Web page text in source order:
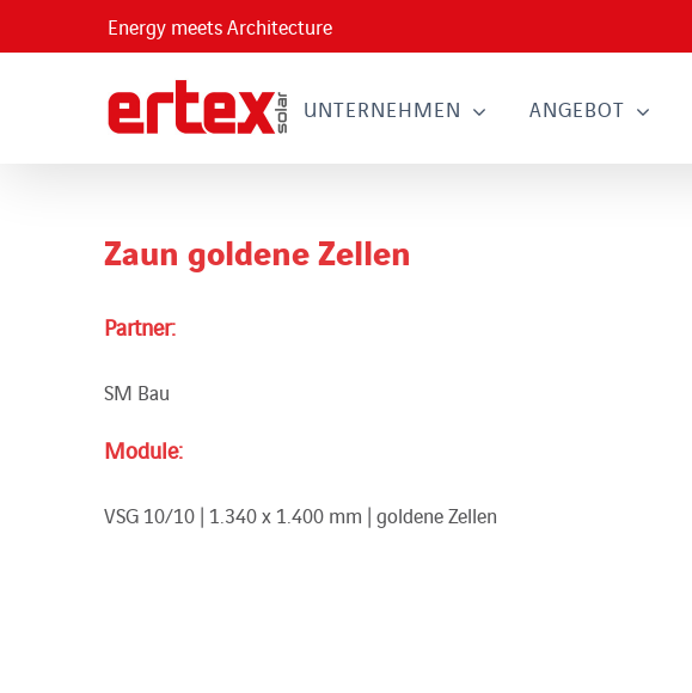
Energy meets Architecture
UNTERNEHMEN ANGEBOT
Zaun goldene Zellen
Partner:
SM Bau
Module:
VSG 10/10 | 1.340 x 1.400 mm | goldene Zellen